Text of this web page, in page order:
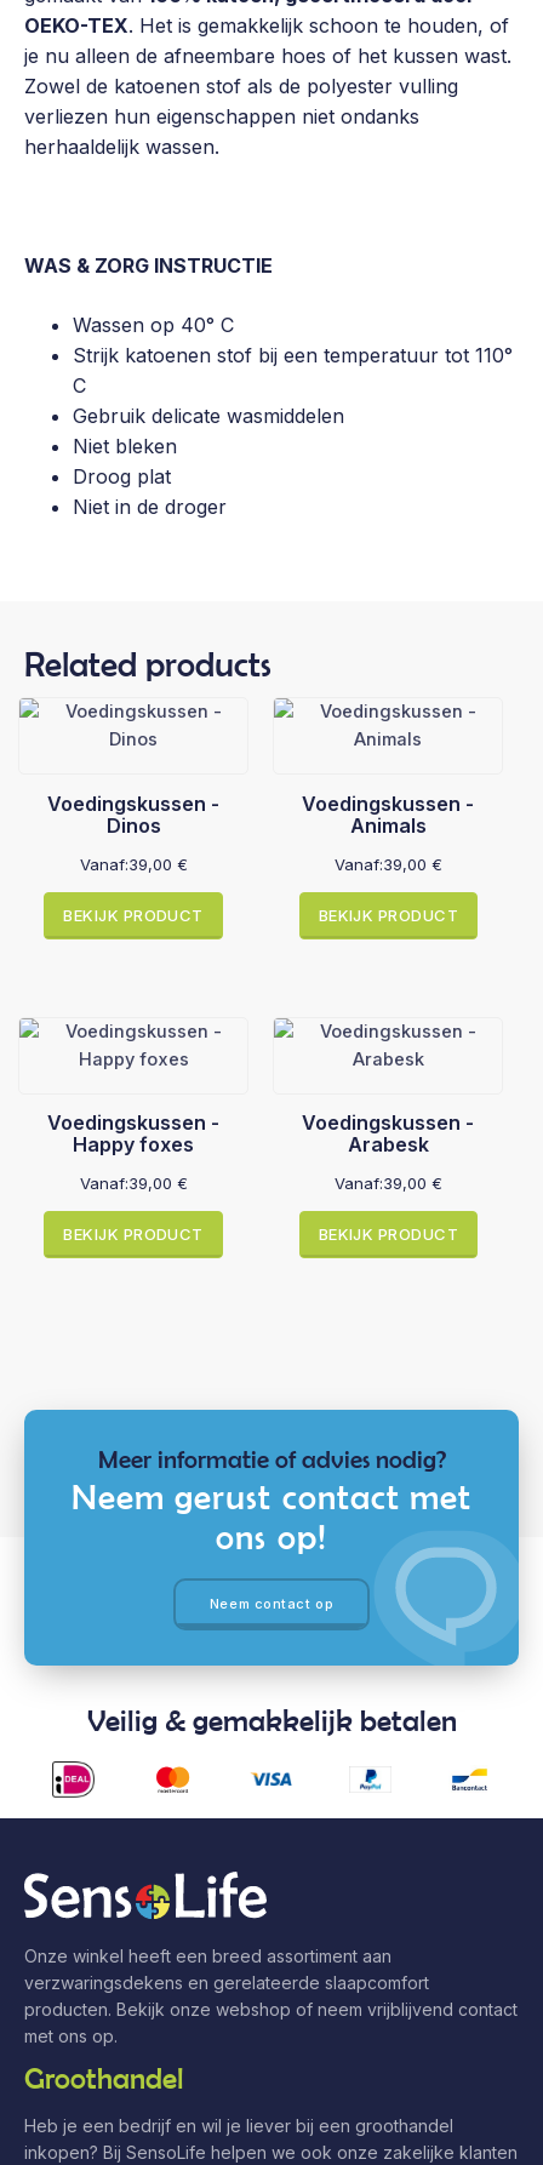
OEKO-TEX. Het is gemakkelijk schoon te houden, of
je nu alleen de afneembare hoes of het kussen wast.
Zowel de katoenen stof als de polyester vulling
verliezen hun eigenschappen niet ondanks
herhaaldelijk wassen.
WAS & ZORG INSTRUCTIE
Wassen op 40° C
Strijk katoenen stof bij een temperatuur tot 110°
C
Gebruik delicate wasmiddelen
Niet bleken
Droog plat
Niet in de droger
Related products
Voedingskussen -
Dinos
Vanaf:39,00 €
BEKIJK PRODUCT
Voedingskussen -
Animals
Vanaf:39,00 €
BEKIJK PRODUCT
Voedingskussen -
Happy foxes
Vanaf:39,00 €
BEKIJK PRODUCT
Voedingskussen -
Arabesk
Vanaf:39,00 €
BEKIJK PRODUCT
Meer informatie of advies nodig?
Neem gerust contact met
ons op!
Neem contact op
Veilig & gemakkelijk betalen
Onze winkel heeft een breed assortiment aan
verzwaringsdekens en gerelateerde slaapcomfort
producten. Bekijk onze webshop of neem vrijblijvend contact
met ons op.
Groothandel
Heb je een bedrijf en wil je liever bij een groothandel
inkopen? Bij SensoLife helpen we ook onze zakelijke klanten